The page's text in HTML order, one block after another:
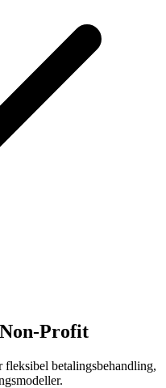
Profit
betalingsbehandling,